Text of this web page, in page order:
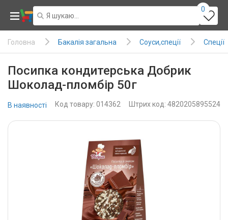
0
Головна Бакалія загальна Соуси,спеції Спеції
Посипка кондитерська Добрик
Шоколад-пломбір 50г
В наявності Код товару: 014362 Штрих код: 4820205895524